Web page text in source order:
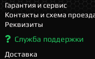
Гарантия и сервис
Контакты и схема
Реквизиты
Служба поддержки
Доставка